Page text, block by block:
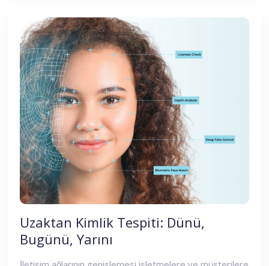
dijital kimlik, tedarik zinciri ve lojistik gibi birçoksektör
bakımından önem taşıyor. Bu teknolojiyi biraz daha
yakından tanıyalım:
Uzaktan Kimlik Tespiti: Dünü,
Bugünü, Yarını